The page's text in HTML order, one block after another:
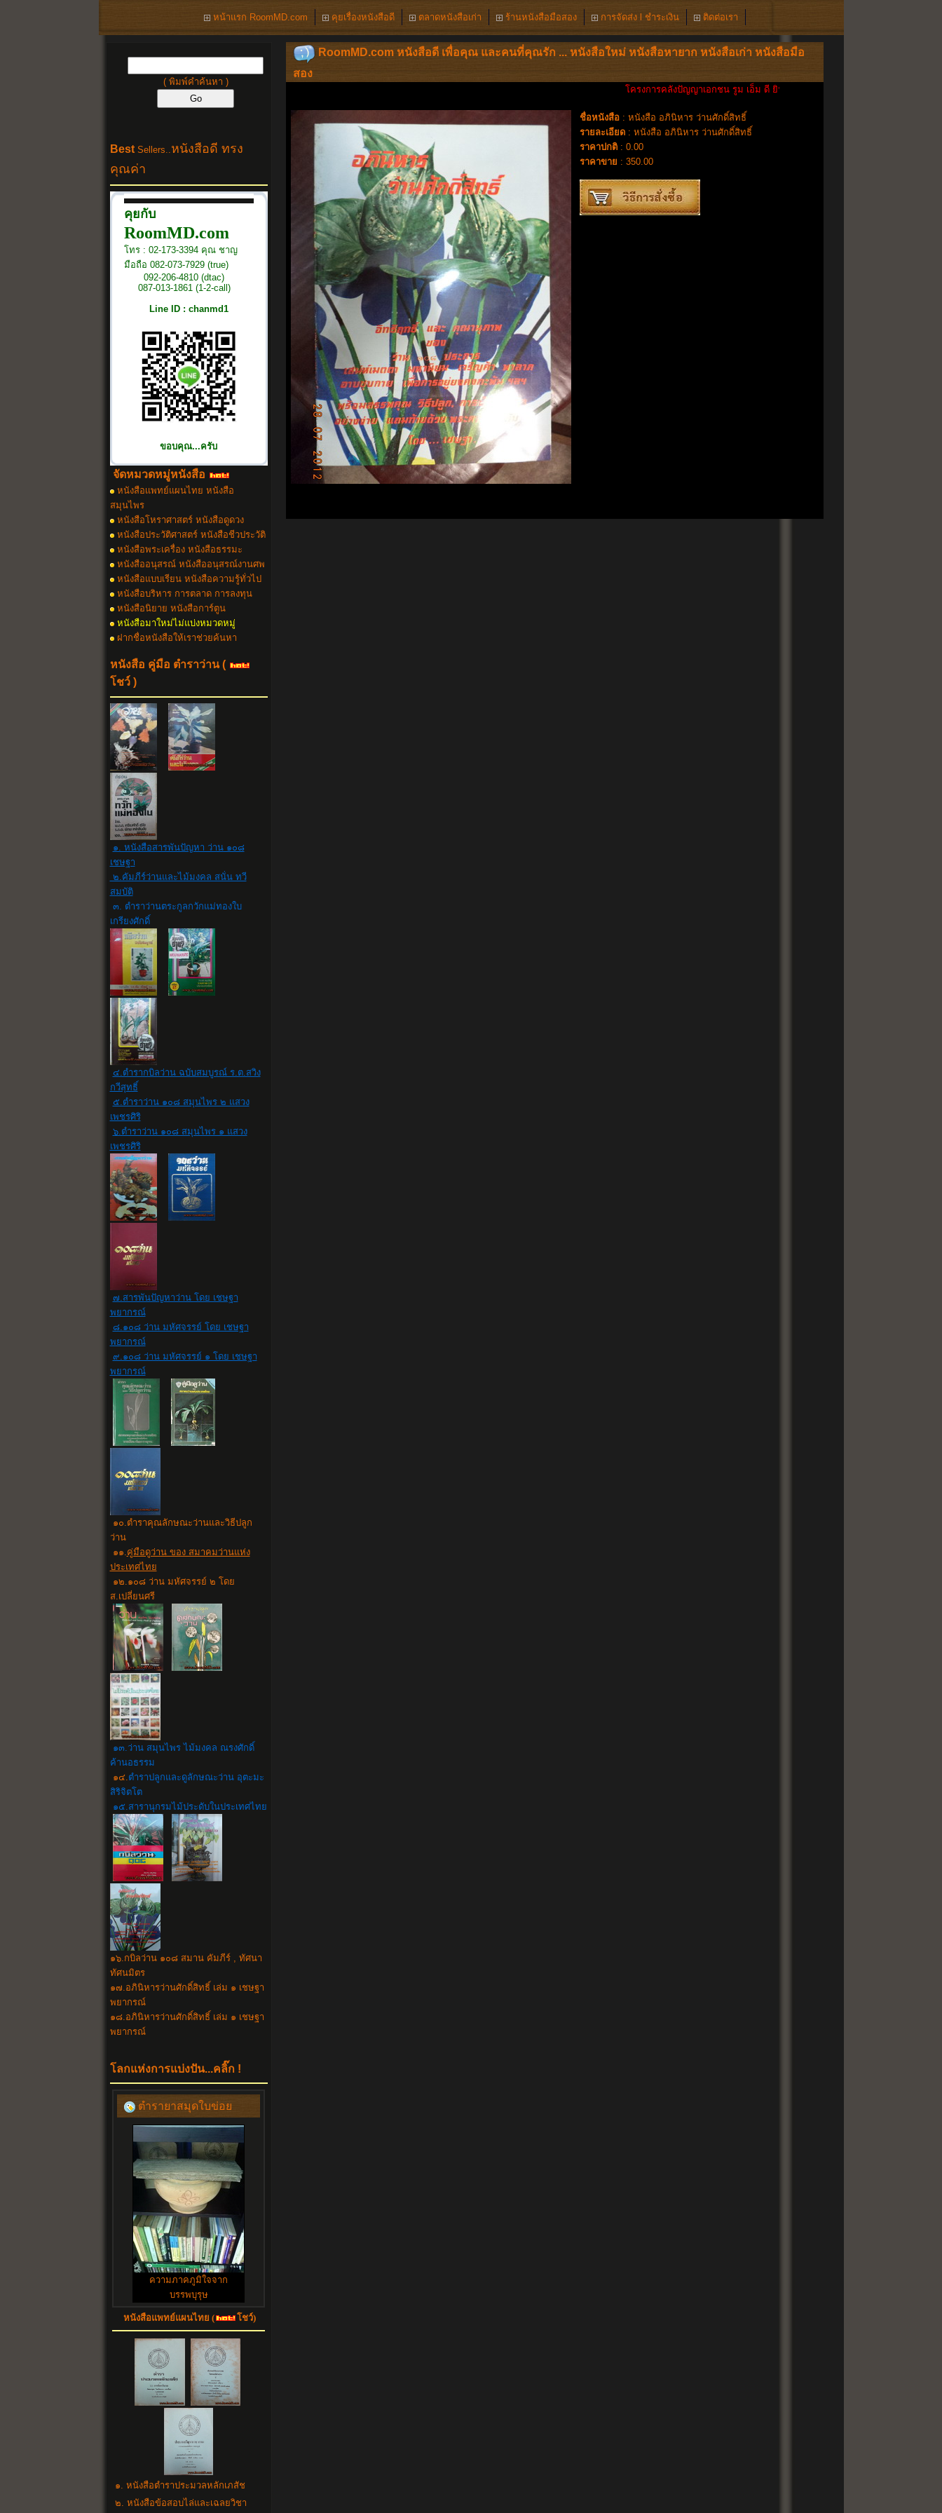
หน้าแรก RoomMD.com คุยเรื่องหนังสือดี ตลาดหนังสือเก่า ร้านหนังสือมือสอง การจัดส่ง l ชำระเงิน ติดต่อเรา
( พิมพ์คำค้นหา )
Best Sellers..หนังสือดี ทรง
คุณค่า
คุยกับ
RoomMD.com
โทร : 02-173-3394 คุณ ชาญ
มือถือ 082-073-7929 (true)
092-206-4810 (dtac)
087-013-1861 (1-2-call)
Line ID : chanmd1
ขอบคุณ...ครับ
จัดหมวดหมู่หนังสือ
หนังสือเเพทย์แผนไทย หนังสือ
สมุนไพร
หนังสือโหราศาสตร์ หนังสือดูดวง
หนังสือประวัติศาสตร์ หนังสือชีวประวัติ
หนังสือพระเครื่อง หนังสือธรรมะ
หนังสืออนุสรณ์ หนังสืออนุสรณ์งานศพ
หนังสือแบบเรียน หนังสือความรู้ทั่วไป
หนังสือบริหาร การตลาด การลงทุน
หนังสือนิยาย หนังสือการ์ตูน
หนังสือมาใหม่ไม่แบ่งหมวดหมู่
ฝากชื่อหนังสือให้เราช่วยค้นหา
หนังสือ คู่มือ ตำราว่าน(
โชว์ )
๑. หนังสือสารพันปัญหา ว่าน ๑๐๘
เชษฐา
๒.คัมภีร์ว่านและไม้มงคล สนั่น ทวี
สมบัติ
๓. ตำราว่านตระกูลกวักแม่ทองใบ
เกรียงศักดิ์
๔.ตำรากบิลว่าน ฉบับสมบูรณ์ ร.ต.สวิง
กวีสุทธิ์
๕.ตำราว่าน ๑๐๘ สมุนไพร ๒ แสวง
เพชรศิริ
๖.ตำราว่าน ๑๐๘ สมุนไพร ๑ แสวง
เพชรศิริ
๗.สารพันปัญหาว่าน โดย เชษฐา
พยากรณ์
๘.๑๐๘ ว่าน มหัศจรรย์ โดย เชษฐา
พยากรณ์
๙.๑๐๘ ว่าน มหัศจรรย์ ๑ โดย เชษฐา
พยากรณ์
๑๐.ตำราคุณลักษณะว่านและวิธีปลูก
ว่าน
๑๑.คู่มือดูว่าน ของ สมาคมว่านแห่ง
ประเทศไทย
๑๒.๑๐๘ ว่าน มหัศจรรย์ ๒ โดย
ส.เปลี่ยนศรี
๑๓.ว่าน สมุนไพร ไม้มงคล ณรงศักดิ์
ค้านอธรรม
๑๔.ตำราปลูกและดูลักษณะว่าน อุตะมะ
สิริจิตโต
๑๕.สารานุกรมไม้ประดับในประเทศไทย
๑๖.กบิลว่าน ๑๐๘ สมาน คัมภีร์ , ทัศนา
ทัศนมิตร
๑๗.อภินิหารว่านศักดิ์สิทธิ์ เล่ม ๑ เชษฐา
พยากรณ์
๑๘.อภินิหารว่านศักดิ์สิทธิ์ เล่ม ๑ เชษฐา
พยากรณ์
โลกแห่งการแบ่งปัน...คลิ๊ก !
ตำรายาสมุดใบข่อย
ความภาคภูมิใจจาก
บรรพบุรุษ
หนังสือแพทย์แผนไทย ( โชว์)
๑. หนังสือตำราประมวลหลักเภสัช
๒. หนังสือข้อสอบไล่และเฉลยวิชา
RoomMD.com หนังสือดี เพื่อคุณ และคนที่คุณรัก ... หนังสือใหม่ หนังสือหายาก หนังสือเก่า หนังสือมือ
สอง
โครงการคลังปัญญาเอกชน รูม เอ็ม ดี ยินดีต้อนรับเข้าสู่ www.RoomMD.com หนังสือ
ชื่อหนังสือ: หนังสือ อภินิหาร ว่านศักดิ์สิทธิ์
รายละเอียด: หนังสือ อภินิหาร ว่านศักดิ์สิทธิ์
ราคาปกติ: 0.00
ราคาขาย : 350.00